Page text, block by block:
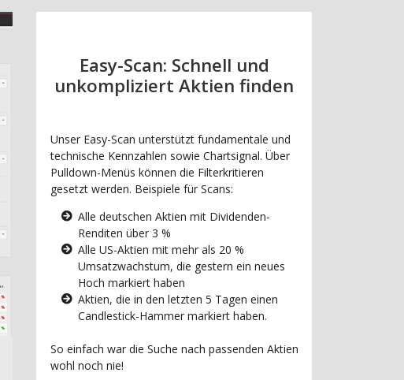
Easy-Scan: Schnell und
unkompliziert Aktien finden
Unser Easy-Scan unterstützt fundamentale und
technische Kennzahlen sowie Chartsignal. Über
Pulldown-Menüs können die Filterkritieren
gesetzt werden. Beispiele für Scans:
Alle deutschen Aktien mit Dividenden-
Renditen über 3 %
Alle US-Aktien mit mehr als 20 %
Umsatzwachstum, die gestern ein neues
Hoch markiert haben
Aktien, die in den letzten 5 Tagen einen
Candlestick-Hammer markiert haben.
So einfach war die Suche nach passenden Aktien
wohl noch nie!